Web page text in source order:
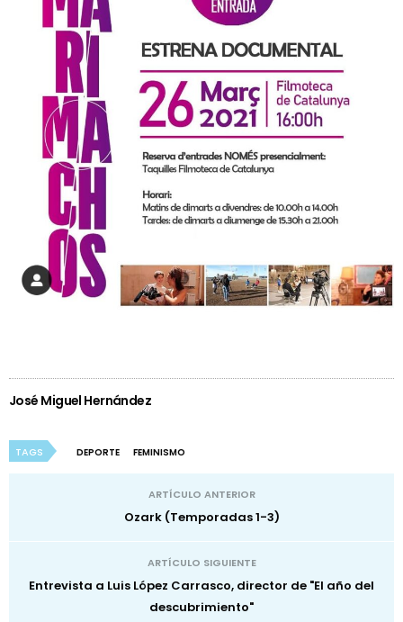
José Miguel Hernández
TAGS DEPORTE FEMINISMO
ARTÍCULO ANTERIOR
Ozark (Temporadas 1-3)
ARTÍCULO SIGUIENTE
Entrevista a Luis López Carrasco, director de "El año del
descubrimiento"